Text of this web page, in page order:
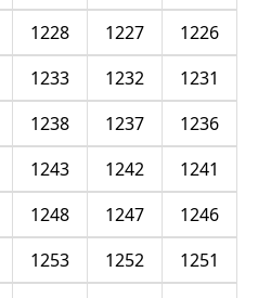
1226
1227
1228
1231
1232
1233
1236
1237
1238
1241
1242
1243
1246
1247
1248
1251
1252
1253